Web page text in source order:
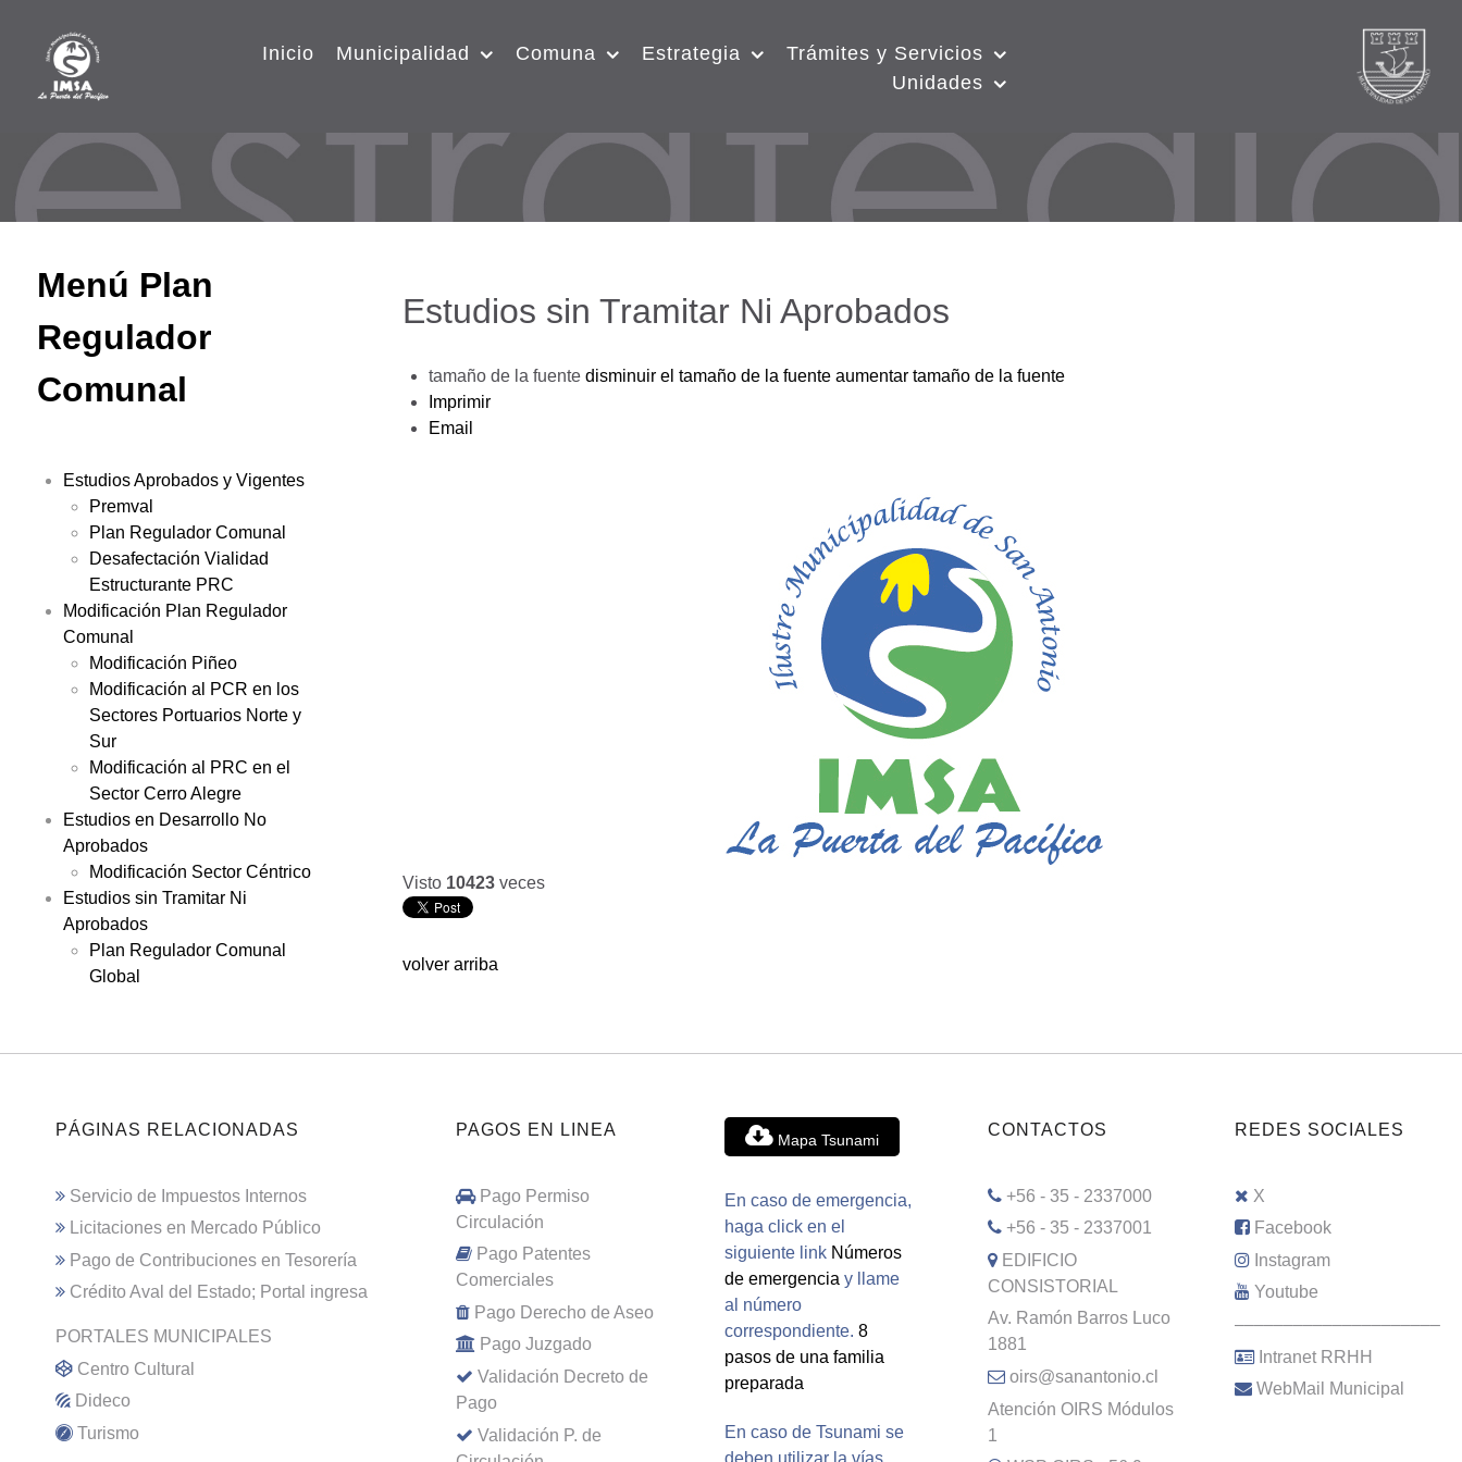
Inicio Municipalidad Comuna Estrategia
Trámites y Servicios
Unidades
Menú Plan
Regulador
Comunal
Estudios Aprobados y Vigentes
Premval
Plan Regulador Comunal
Desafectación Vialidad
Estructurante PRC
Modificación Plan Regulador
Comunal
Modificación Piñeo
Modificación al PCR en los
Sectores Portuarios Norte y
Sur
Modificación al PRC en el
Sector Cerro Alegre
Estudios en Desarrollo No
Aprobados
Modificación Sector Céntrico
Estudios sin Tramitar Ni
Aprobados
Plan Regulador Comunal
Global
Estudios sin Tramitar Ni Aprobados
tamaño de la fuente disminuir el tamaño de la fuente aumentar tamaño de la fuente
Imprimir
Email
Visto 10423 veces
volver arriba
PÁGINAS RELACIONADAS
Servicio de Impuestos Internos
Licitaciones en Mercado Público
Pago de Contribuciones en Tesorería
Crédito Aval del Estado; Portal ingresa
PORTALES MUNICIPALES
Centro Cultural
Dideco
Turismo
PAGOS EN LINEA
Pago Permiso
Circulación
Pago Patentes
Comerciales
Pago Derecho de Aseo
Pago Juzgado
Validación Decreto de
Pago
Validación P. de
Mapa Tsunami
En caso de emergencia,
haga click en el
siguiente link Números
de emergencia y llame
al número
correspondiente. 8
pasos de una familia
preparada
En caso de Tsunami se
deben utilizar la vías
CONTACTOS
+56 - 35 - 2337000
+56 - 35 - 2337001
EDIFICIO
CONSISTORIAL
Av. Ramón Barros Luco
1881
oirs@sanantonio.cl
Atención OIRS Módulos
1
REDES SOCIALES
X
Facebook
Instagram
Youtube
–––––––––––––––––––––
Intranet RRHH
WebMail Municipal